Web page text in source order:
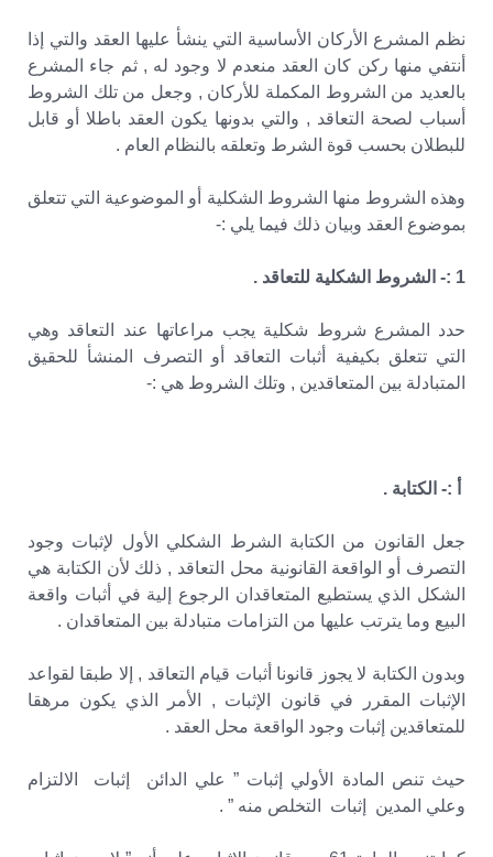
نظم المشرع الأركان الأساسية التي ينشأ عليها العقد والتي إذا
أنتفي منها ركن كان العقد منعدم لا وجود له , ثم جاء المشرع
بالعديد من الشروط المكملة للأركان , وجعل من تلك الشروط
أسباب لصحة التعاقد , والتي بدونها يكون العقد باطلا أو قابل
للبطلان بحسب قوة الشرط وتعلقه بالنظام العام .
وهذه الشروط منها الشروط الشكلية أو الموضوعية التي تتعلق
بموضوع العقد وبيان ذلك فيما يلي :-
1 :- الشروط الشكلية للتعاقد .
حدد المشرع شروط شكلية يجب مراعاتها عند التعاقد وهي
التي تتعلق بكيفية أثبات التعاقد أو التصرف المنشأ للحقيق
المتبادلة بين المتعاقدين , وتلك الشروط هي :-
أ :- الكتابة .
جعل القانون من الكتابة الشرط الشكلي الأول لإثبات وجود
التصرف أو الواقعة القانونية محل التعاقد , ذلك لأن الكتابة هي
الشكل الذي يستطيع المتعاقدان الرجوع إلية في أثبات واقعة
البيع وما يترتب عليها من التزامات متبادلة بين المتعاقدان .
وبدون الكتابة لا يجوز قانونا أثبات قيام التعاقد , إلا طبقا لقواعد
الإثبات المقرر في قانون الإثبات , الأمر الذي يكون مرهقا
للمتعاقدين إثبات وجود الواقعة محل العقد .
حيث تنص المادة الأولي إثبات ” علي الدائن إثبات الالتزام
وعلي المدين إثبات التخلص منه ” .